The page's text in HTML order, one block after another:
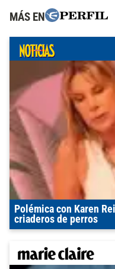
MÁS EN
Polémica con Karen
criaderos de perros